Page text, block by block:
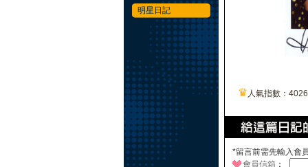
明星日記
♛ 人氣指數：
*留言前需先輸入會
會員信箱 ：